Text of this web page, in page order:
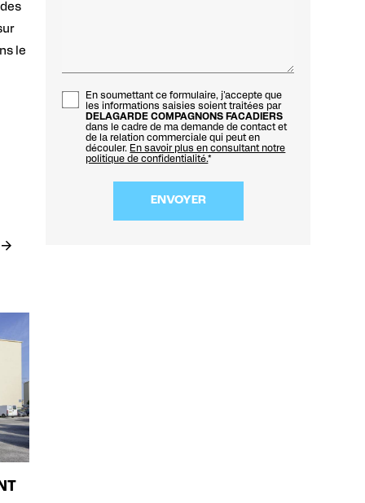
le
En soumettant ce formulaire, j'accepte que
les informations saisies soient traitées par
DELAGARDE COMPAGNONS FACADIERS
dans le cadre de ma demande de contact et
de la relation commerciale qui peut en
découler. En savoir plus en consultant notre
politique de confidentialité.*